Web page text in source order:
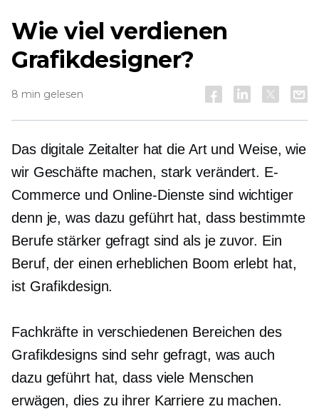
Wie viel verdienen
Grafikdesigner?
8 min gelesen
Das digitale Zeitalter hat die Art und Weise, wie
wir Geschäfte machen, stark verändert. E-
Commerce und Online-Dienste sind wichtiger
denn je, was dazu geführt hat, dass bestimmte
Berufe stärker gefragt sind als je zuvor. Ein
Beruf, der einen erheblichen Boom erlebt hat,
ist Grafikdesign.
Fachkräfte in verschiedenen Bereichen des
Grafikdesigns sind sehr gefragt, was auch
dazu geführt hat, dass viele Menschen
erwägen, dies zu ihrer Karriere zu machen.